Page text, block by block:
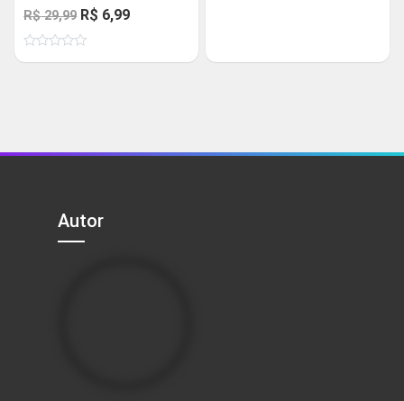
R$29,99 O
preço
original
R$ 6,99O
atual
Autor